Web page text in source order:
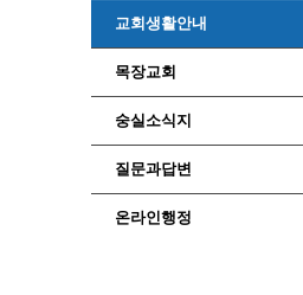
교회생활안내
목장교회
숭실소식지
질문과답변
온라인행정